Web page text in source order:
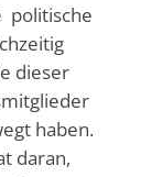
politische
dieser
haben.
daran,